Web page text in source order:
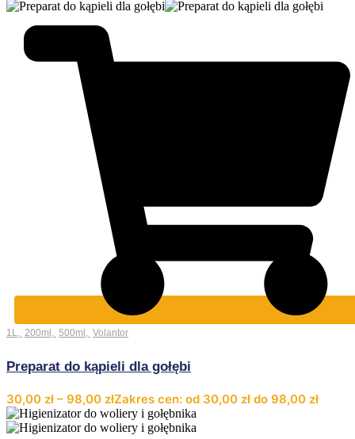
1L, 200ml, 500ml, Volantor
Preparat do kąpieli dla gołębi
30,00 zł – 98,00 złZakres cen: od 30,00 zł do 98,00 zł